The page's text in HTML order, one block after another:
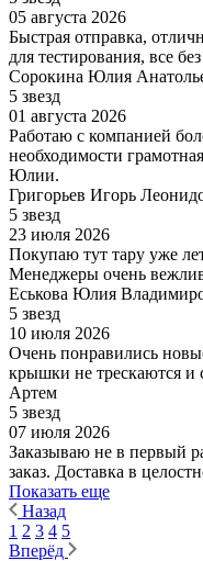
05 августа 2026
Быстрая отправка,
для тестирования, все
Сорокина Юлия
5 звезд
01 августа 2026
Работаю с компанией
необходимости
Юлии.
Григорьев Игорь
5 звезд
23 июля 2026
Покупаю тут тару уже
Менеджеры очень
Еськова Юлия
5 звезд
10 июля 2026
Очень понравились
крышки не трескаются и
Артем
5 звезд
07 июля 2026
Заказываю не в первый
заказ. Доставка в
Показать еще
Назад
1 2 3 4 5
Вперёд